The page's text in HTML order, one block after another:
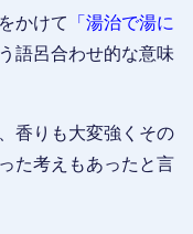
かけて
「湯治で湯に
語呂合わせ的な意味
香りも大変強くその
た考えもあったと言